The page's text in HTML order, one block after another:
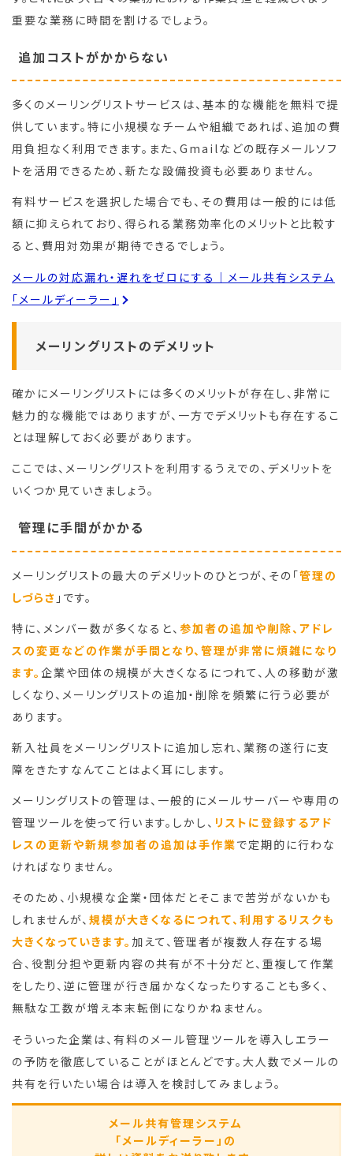
重要な業務に時間を割けるでしょう。
追加コストがかからない
多くのメーリングリストサービスは、基本的な機能を無料で提
供しています。特に小規模なチームや組織であれば、追加の費
用負担なく利用できます。また、Gmailなどの既存メールソフ
トを活用できるため、新たな設備投資も必要ありません。
有料サービスを選択した場合でも、その費用は一般的には低
額に抑えられており、得られる業務効率化のメリットと比較す
ると、費用対効果が期待できるでしょう。
メールの対応漏れ・遅れをゼロにする｜メール共有システム
「メールディーラー」
メーリングリストのデメリット
確かにメーリングリストには多くのメリットが存在し、非常に
魅力的な機能ではありますが、一方でデメリットも存在するこ
とは理解しておく必要があります。
ここでは、メーリングリストを利用するうえでの、デメリットを
いくつか見ていきましょう。
管理に手間がかかる
メーリングリストの最大のデメリットのひとつが、その「管理の
しづらさ 」です。
特に、メンバー数が多くなると、 参加者の追加や削除、アドレ
スの変更などの作業が手間となり、管理が非常に煩雑になり
ます。 企業や団体の規模が大きくなるにつれて、人の移動が激
しくなり、メーリングリストの追加・削除を頻繁に行う必要が
あります。
新入社員をメーリングリストに追加し忘れ、業務の遂行に支
障をきたすなんてことはよく耳にします。
メーリングリストの管理は、一般的にメールサーバーや専用の
管理ツールを使って行います。しかし、 リストに登録するアド
レスの更新や新規参加者の追加は手作業で定期的に行わな
ければなりません。
そのため、小規模な企業・団体だとそこまで苦労がないかも
しれませんが、 規模が大きくなるにつれて、利用するリスクも
大きくなっていきます。 加えて、管理者が複数人存在する場
合、役割分担や更新内容の共有が不十分だと、重複して作業
をしたり、逆に管理が行き届かなくなったりすることも多く、
無駄な工数が増え本末転倒になりかねません。
そういった企業は、有料のメール管理ツールを導入しエラー
の予防を徹底していることがほとんどです。大人数でメールの
共有を行いたい場合は導入を検討してみましょう。
メール共有管理システム
「メールディーラー」の